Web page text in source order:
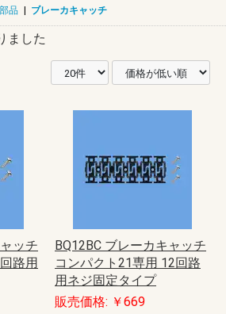
品 | ブレーカキャッチ
ました
ッチ
路用
BQ12BC ブレーカキャッチ
コンパクト21専用 12回路
用ネジ固定タイプ
販売価格: ￥669